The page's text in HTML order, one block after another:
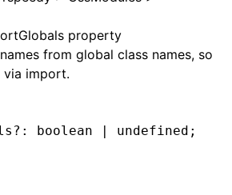
property
from global class names, so
via import.
?: boolean | undefined ;